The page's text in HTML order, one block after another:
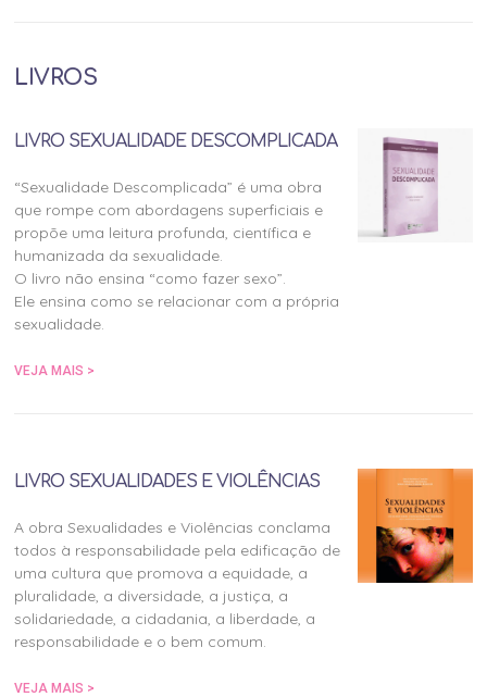
LIVROS
LIVRO SEXUALIDADE DESCOMPLICADA
“Sexualidade Descomplicada” é uma obra
que rompe com abordagens superficiais e
propõe uma leitura profunda, científica e
humanizada da sexualidade.
O livro não ensina “como fazer sexo”.
Ele ensina como se relacionar com a própria
sexualidade.
VEJA MAIS >
LIVRO SEXUALIDADES E VIOLÊNCIAS
A obra Sexualidades e Violências conclama
todos à responsabilidade pela edificação de
uma cultura que promova a equidade, a
pluralidade, a diversidade, a justiça, a
solidariedade, a cidadania, a liberdade, a
responsabilidade e o bem comum.
VEJA MAIS >